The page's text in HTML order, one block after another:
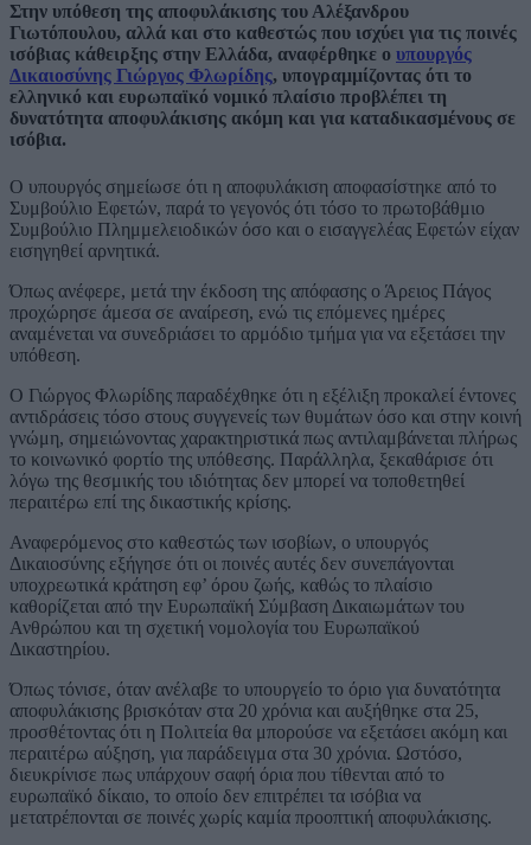
Στην υπόθεση της αποφυλάκισης του Αλέξανδρου
Γιωτόπουλου, αλλά και στο καθεστώς που ισχύει για τις ποινές
ισόβιας κάθειρξης στην Ελλάδα, αναφέρθηκε ο υπουργός
Δικαιοσύνης Γιώργος Φλωρίδης, υπογραμμίζοντας ότι το
ελληνικό και ευρωπαϊκό νομικό πλαίσιο προβλέπει τη
δυνατότητα αποφυλάκισης ακόμη και για καταδικασμένους σε
ισόβια.
Ο υπουργός σημείωσε ότι η αποφυλάκιση αποφασίστηκε από το
Συμβούλιο Εφετών, παρά το γεγονός ότι τόσο το πρωτοβάθμιο
Συμβούλιο Πλημμελειοδικών όσο και ο εισαγγελέας Εφετών είχαν
εισηγηθεί αρνητικά.
Όπως ανέφερε, μετά την έκδοση της απόφασης ο Άρειος Πάγος
προχώρησε άμεσα σε αναίρεση, ενώ τις επόμενες ημέρες
αναμένεται να συνεδριάσει το αρμόδιο τμήμα για να εξετάσει την
υπόθεση.
Ο Γιώργος Φλωρίδης παραδέχθηκε ότι η εξέλιξη προκαλεί έντονες
αντιδράσεις τόσο στους συγγενείς των θυμάτων όσο και στην κοινή
γνώμη, σημειώνοντας χαρακτηριστικά πως αντιλαμβάνεται πλήρως
το κοινωνικό φορτίο της υπόθεσης. Παράλληλα, ξεκαθάρισε ότι
λόγω της θεσμικής του ιδιότητας δεν μπορεί να τοποθετηθεί
περαιτέρω επί της δικαστικής κρίσης.
Αναφερόμενος στο καθεστώς των ισοβίων, ο υπουργός
Δικαιοσύνης εξήγησε ότι οι ποινές αυτές δεν συνεπάγονται
υποχρεωτικά κράτηση εφ’ όρου ζωής, καθώς το πλαίσιο
καθορίζεται από την Ευρωπαϊκή Σύμβαση Δικαιωμάτων του
Ανθρώπου και τη σχετική νομολογία του Ευρωπαϊκού
Δικαστηρίου.
Όπως τόνισε, όταν ανέλαβε το υπουργείο το όριο για δυνατότητα
αποφυλάκισης βρισκόταν στα 20 χρόνια και αυξήθηκε στα 25,
προσθέτοντας ότι η Πολιτεία θα μπορούσε να εξετάσει ακόμη και
περαιτέρω αύξηση, για παράδειγμα στα 30 χρόνια. Ωστόσο,
διευκρίνισε πως υπάρχουν σαφή όρια που τίθενται από το
ευρωπαϊκό δίκαιο, το οποίο δεν επιτρέπει τα ισόβια να
μετατρέπονται σε ποινές χωρίς καμία προοπτική αποφυλάκισης.